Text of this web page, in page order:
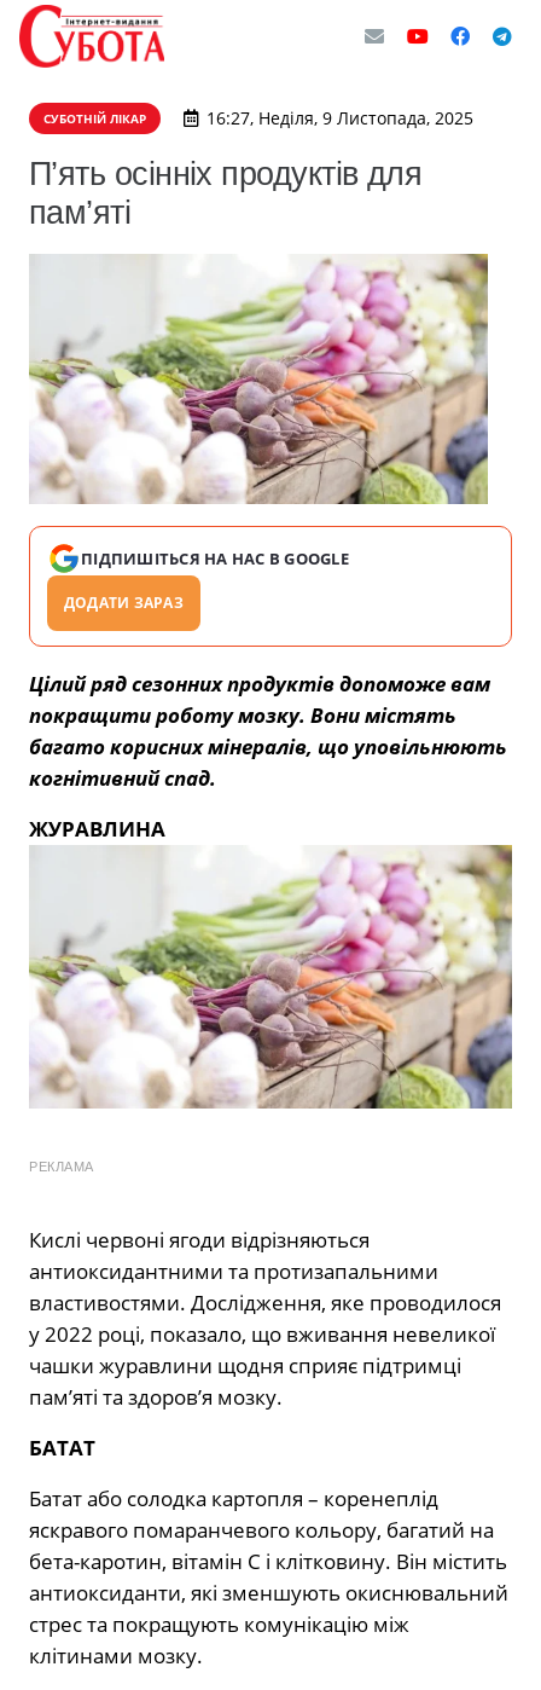
СУБОТНІЙ ЛІКАР 16:27, Неділя, 9 Листопада, 2025
П’ять осінніх продуктів для
пам’яті
ПІДПИШІТЬСЯ НА НАС В GOOGLE
ДОДАТИ ЗАРАЗ
Цілий ряд сезонних продуктів допоможе вам
покращити роботу мозку. Вони містять
багато корисних мінералів, що уповільнюють
когнітивний спад.
ЖУРАВЛИНА
РЕКЛАМА
Кислі червоні ягоди відрізняються
антиоксидантними та протизапальними
властивостями. Дослідження, яке проводилося
у 2022 році, показало, що вживання невеликої
чашки журавлини щодня сприяє підтримці
пам’яті та здоров’я мозку.
БАТАТ
Батат або солодка картопля – коренеплід
яскравого помаранчевого кольору, багатий на
бета-каротин, вітамін С і клітковину. Він містить
антиоксиданти, які зменшують окиснювальний
стрес та покращують комунікацію між
клітинами мозку.